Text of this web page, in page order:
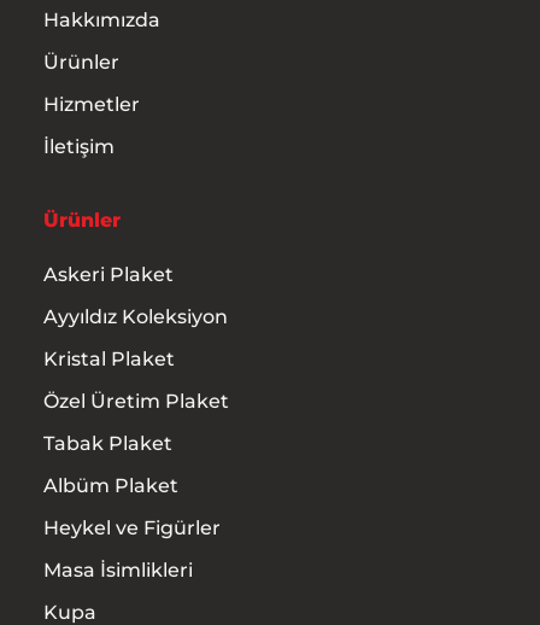
Hakkımızda
Ürünler
Hizmetler
İletişim
Ürünler
Askeri Plaket
Ayyıldız Koleksiyon
Kristal Plaket
Özel Üretim Plaket
Tabak Plaket
Albüm Plaket
Heykel ve Figürler
Masa İsimlikleri
Kupa